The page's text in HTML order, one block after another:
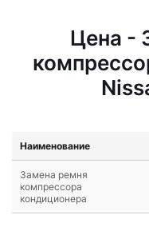
Цена -
Наименование
Замена ремня
компрессора
кондиционера